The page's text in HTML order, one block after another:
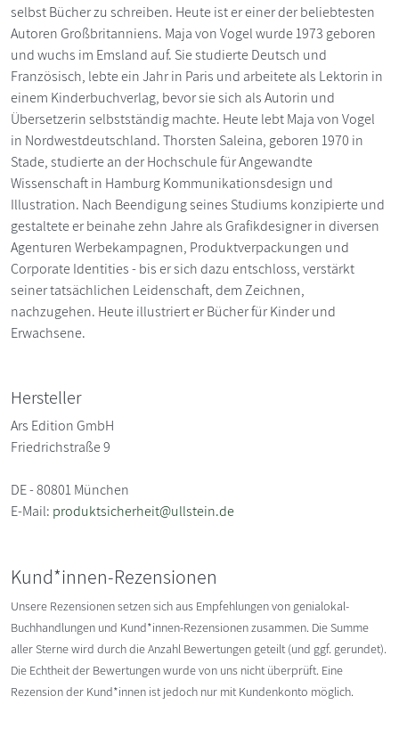
selbst Bücher zu schreiben. Heute ist er einer der beliebtesten
Autoren Großbritanniens. Maja von Vogel wurde 1973 geboren
und wuchs im Emsland auf. Sie studierte Deutsch und
Französisch, lebte ein Jahr in Paris und arbeitete als Lektorin in
einem Kinderbuchverlag, bevor sie sich als Autorin und
Übersetzerin selbstständig machte. Heute lebt Maja von Vogel
in Nordwestdeutschland. Thorsten Saleina, geboren 1970 in
Stade, studierte an der Hochschule für Angewandte
Wissenschaft in Hamburg Kommunikationsdesign und
Illustration. Nach Beendigung seines Studiums konzipierte und
gestaltete er beinahe zehn Jahre als Grafikdesigner in diversen
Agenturen Werbekampagnen, Produktverpackungen und
Corporate Identities - bis er sich dazu entschloss, verstärkt
seiner tatsächlichen Leidenschaft, dem Zeichnen,
nachzugehen. Heute illustriert er Bücher für Kinder und
Erwachsene.
Hersteller
Ars Edition GmbH
Friedrichstraße 9
DE - 80801 München
E-Mail: produktsicherheit@ullstein.de
Kund*innen-Rezensionen
Unsere Rezensionen setzen sich aus Empfehlungen von genialokal-
Buchhandlungen und Kund*innen-Rezensionen zusammen. Die Summe
aller Sterne wird durch die Anzahl Bewertungen geteilt (und ggf. gerundet).
Die Echtheit der Bewertungen wurde von uns nicht überprüft. Eine
Rezension der Kund*innen ist jedoch nur mit Kundenkonto möglich.